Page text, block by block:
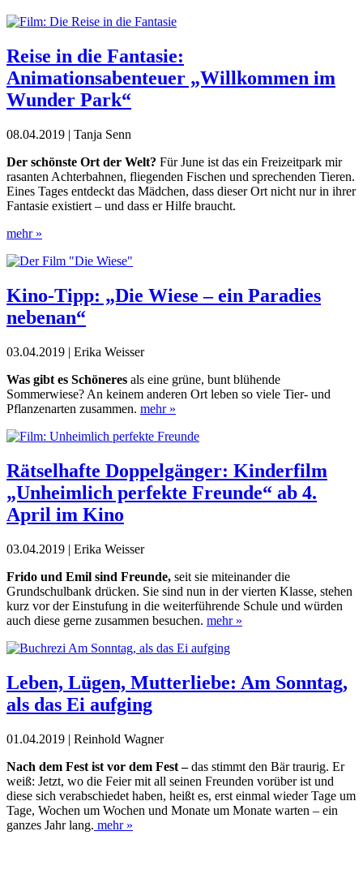
Reise in die Fantasie:
Animationsabenteuer „Willkommen im
Wunder Park“
08.04.2019 | Tanja Senn
Der schönste Ort der Welt? Für June ist das ein Freizeitpark mir
rasanten Achterbahnen, fliegenden Fischen und sprechenden Tieren.
Eines Tages entdeckt das Mädchen, dass dieser Ort nicht nur in ihrer
Fantasie existiert – und dass er Hilfe braucht.
mehr »
Kino-Tipp: „Die Wiese – ein Paradies
nebenan“
03.04.2019 | Erika Weisser
Was gibt es Schöneres als eine grüne, bunt blühende
Sommerwiese? An keinem anderen Ort leben so viele Tier- und
Pflanzenarten zusammen. mehr »
Rätselhafte Doppelgänger: Kinderfilm
„Unheimlich perfekte Freunde“ ab 4.
April im Kino
03.04.2019 | Erika Weisser
Frido und Emil sind Freunde, seit sie miteinander die
Grundschulbank drücken. Sie sind nun in der vierten Klasse, stehen
kurz vor der Einstufung in die weiterführende Schule und würden
auch diese gerne zusammen besuchen. mehr »
Leben, Lügen, Mutterliebe: Am Sonntag,
als das Ei aufging
01.04.2019 | Reinhold Wagner
Nach dem Fest ist vor dem Fest –das stimmt den Bär traurig. Er
weiß: Jetzt, wo die Feier mit all seinen Freunden vorüber ist und
diese sich verabschiedet haben, heißt es, erst einmal wieder Tage um
Tage, Wochen um Wochen und Monate um Monate warten – ein
ganzes Jahr lang. mehr »